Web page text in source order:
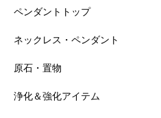
ペンダントトップ
ネックレス・ペンダント
原石・置物
浄化＆強化アイテム